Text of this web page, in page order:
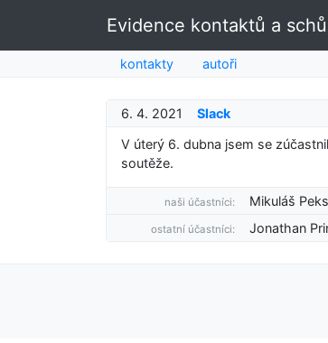
Evidence kontaktů a
kontakty autoři
6. 4. 2021
Slack
V úterý 6. dubna jsem se
soutěže.
naši účastníci: Mikuláš
ostatní účastníci: Jonathan